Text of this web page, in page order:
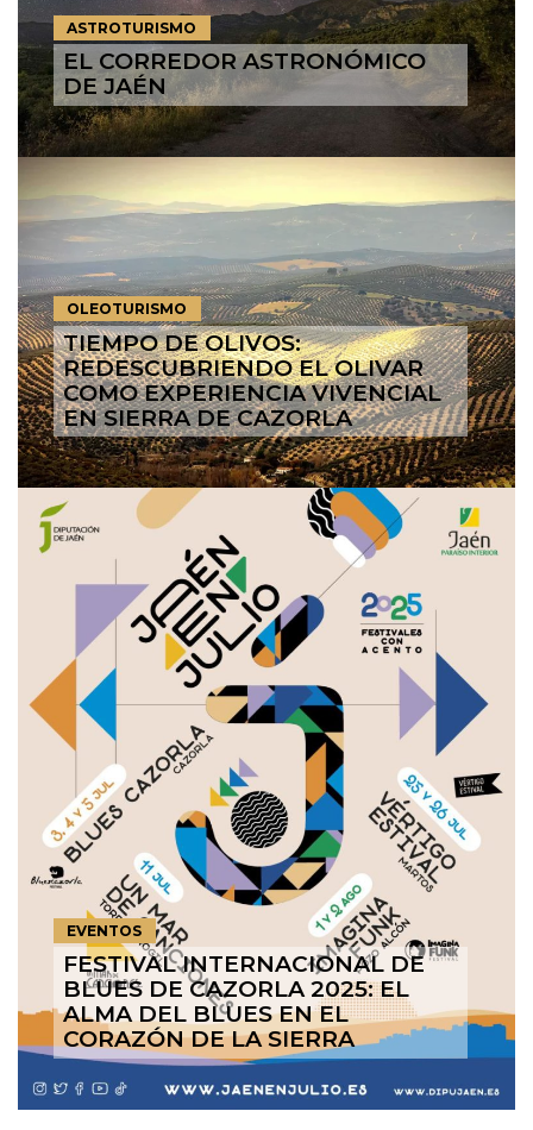
ASTROTURISMO
EL CORREDOR ASTRONÓMICO
DE JAÉN
OLEOTURISMO
TIEMPO DE OLIVOS:
REDESCUBRIENDO EL OLIVAR
COMO EXPERIENCIA VIVENCIAL
EN SIERRA DE CAZORLA
EVENTOS
FESTIVAL INTERNACIONAL DE
BLUES DE CAZORLA 2025: EL
ALMA DEL BLUES EN EL
CORAZÓN DE LA SIERRA